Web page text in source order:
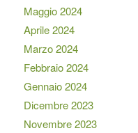
Maggio 2024
Aprile 2024
Marzo 2024
Febbraio 2024
Gennaio 2024
Dicembre 2023
Novembre 2023